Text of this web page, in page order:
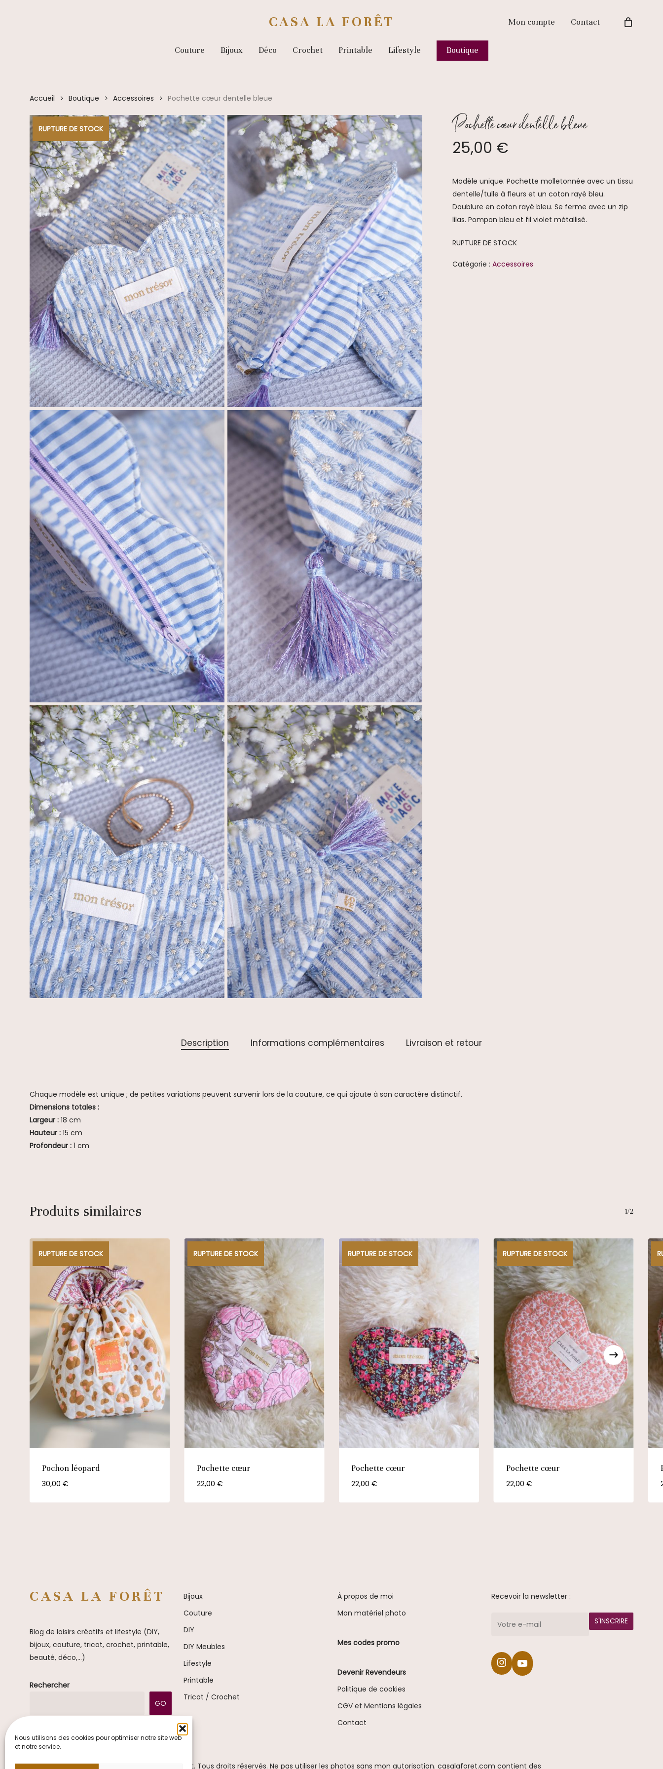
Nous utilisons des cookies pour optimiser notre site web
et notre service.
CASA LA FORÊT Mon compte Contact
Couture Bijoux Déco Crochet Printable Lifestyle Boutique
Accueil Boutique Accessoires Pochette cœur dentelle bleue
RUPTURE DE STOCK Pochette cœur dentelle bleue
25,00 €
Modèle unique. Pochette molletonnée avec un tissu
dentelle/tulle à fleurs et un coton rayé bleu.
Doublure en coton rayé bleu. Se ferme avec un zip
lilas. Pompon bleu et fil violet métallisé.
RUPTURE DE STOCK
Catégorie : Accessoires
Description Informations complémentaires Livraison et retour
Chaque modèle est unique ; de petites variations peuvent survenir lors de la couture, ce qui ajoute à son caractère distinctif.
Dimensions totales :
Largeur : 18 cm
Hauteur : 15 cm
Profondeur : 1 cm
Produits similaires 1/2
RUPTURE DE STOCK
Pochon léopard
30,00 €
RUPTURE DE STOCK
Pochette cœur
22,00 €
RUPTURE DE STOCK
Pochette cœur
22,00 €
RUPTURE DE STOCK
Pochette cœur
22,00 €
CASA LA FORÊT
Blog de loisirs créatifs et lifestyle (DIY,
bijoux, couture, tricot, crochet, printable,
beauté, déco,...)
Rechercher
GO
Bijoux
Couture
DIY
DIY Meubles
Lifestyle
Printable
Tricot / Crochet
À propos de moi
Mon matériel photo
Mes codes promo
Devenir Revendeurs
Politique de cookies
CGV et Mentions légales
Contact
Recevoir la newsletter :
Instagram
© 2026 Casa la Forêt. Tous droits réservés. Ne pas utiliser les photos sans mon autorisation. casalaforet.com contient des